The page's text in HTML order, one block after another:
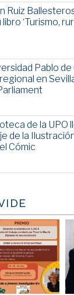
Ruiz
libro ‘Turismo,
Pablo
en
de la UPO
de la
Cómic